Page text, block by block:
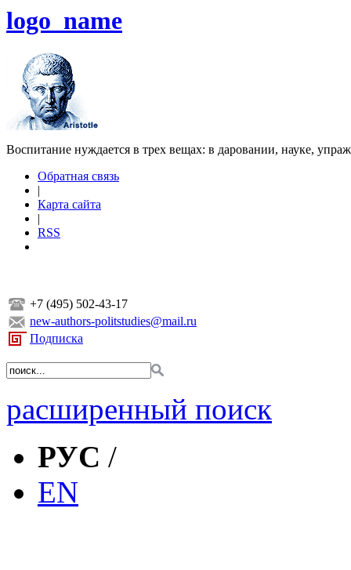
logo_name
Воспитание нуждается в трех вещах: в даровании, науке,
Обратная связь
|
Карта сайта
|
RSS
+7 (495) 502-43-17
new-authors-politstudies@mail.ru
Подписка
расширенный поиск
РУС /
EN